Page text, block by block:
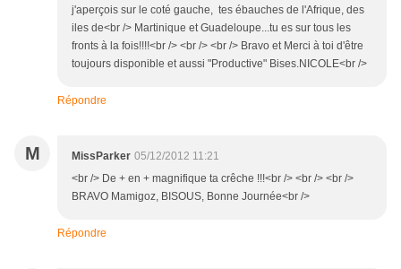
j'aperçois sur le coté gauche, tes ébauches de l'Afrique, des
iles de<br /> Martinique et Guadeloupe...tu es sur tous les
fronts à la fois!!!!<br /> <br /> <br /> Bravo et Merci à toi d'être
toujours disponible et aussi "Productive" Bises.NICOLE<br />
Répondre
M MissParker 05/12/2012 11:21
<br /> De + en + magnifique ta crêche !!!<br /> <br /> <br />
BRAVO Mamigoz, BISOUS, Bonne Journée<br />
Répondre